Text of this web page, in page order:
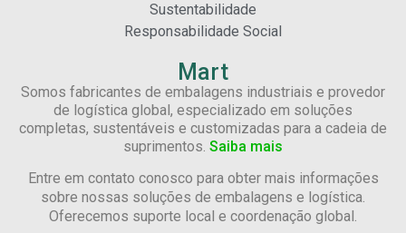
Sustentabilidade
Responsabilidade Social
Mart
Somos fabricantes de embalagens industriais e provedor
de logística global, especializado em soluções
completas, sustentáveis e customizadas para a cadeia de
suprimentos. Saiba mais
Entre em contato conosco para obter mais informações
sobre nossas soluções de embalagens e logística.
Oferecemos suporte local e coordenação global.